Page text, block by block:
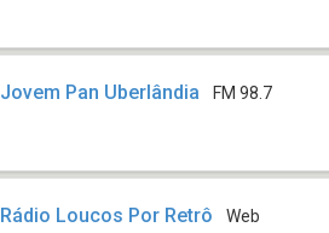
Jovem Pan Uberlândia FM 98.7
Rádio Loucos Por Retrô Web